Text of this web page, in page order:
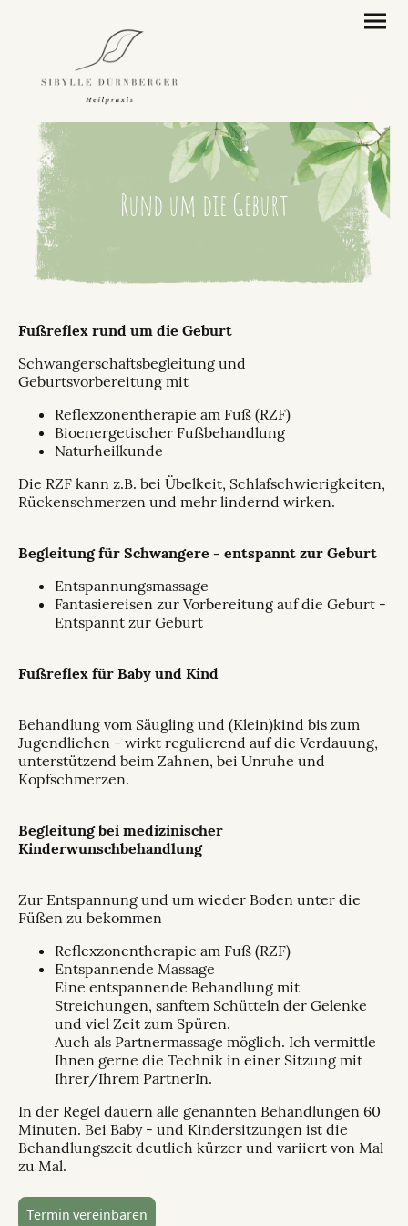
Rund um die Geburt
Fußreflex rund um die Geburt
Schwangerschaftsbegleitung und
Geburtsvorbereitung mit
Reflexzonentherapie am Fuß (RZF)
Bioenergetischer Fußbehandlung
Naturheilkunde
Die RZF kann z.B. bei Übelkeit, Schlafschwierigkeiten,
Rückenschmerzen und mehr lindernd wirken.
Begleitung für Schwangere - entspannt zur Geburt
Entspannungsmassage
Fantasiereisen zur Vorbereitung auf die Geburt -
Entspannt zur Geburt
Fußreflex für Baby und Kind
Behandlung vom Säugling und (Klein)kind bis zum
Jugendlichen - wirkt regulierend auf die Verdauung,
unterstützend beim Zahnen, bei Unruhe und
Kopfschmerzen.
Begleitung bei medizinischer
Kinderwunschbehandlung
Zur Entspannung und um wieder Boden unter die
Füßen zu bekommen
Reflexzonentherapie am Fuß (RZF)
Entspannende Massage
Eine entspannende Behandlung mit
Streichungen, sanftem Schütteln der Gelenke
und viel Zeit zum Spüren.
Auch als Partnermassage möglich. Ich vermittle
Ihnen gerne die Technik in einer Sitzung mit
Ihrer/Ihrem PartnerIn.
In der Regel dauern alle genannten Behandlungen 60
Minuten. Bei Baby - und Kindersitzungen ist die
Behandlungszeit deutlich kürzer und variiert von Mal
zu Mal.
Termin vereinbaren